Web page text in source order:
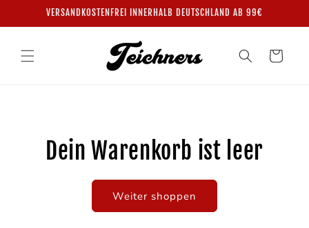
Inhalt
VERSANDKOSTENFREI INNERHALB DEUTSCHLAND AB 99€
Warenkorb
Dein Warenkorb ist leer
Weiter shoppen